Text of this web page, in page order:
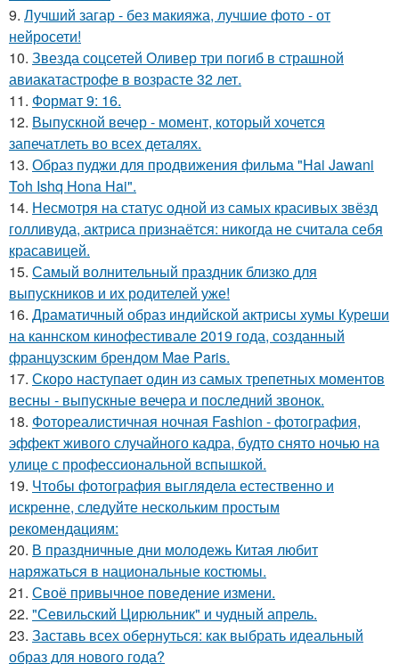
9. Лучший загар - без макияжа, лучшие фото - от
нейросети!
10. Звезда соцсетей Оливер три погиб в страшной
авиакатастрофе в возрасте 32 лет.
11. Формат 9: 16.
12. Выпускной вечер - момент, который хочется
запечатлеть во всех деталях.
13. Образ пуджи для продвижения фильма "Hai Jawani
Toh Ishq Hona Hai".
14. Несмотря на статус одной из самых красивых звёзд
голливуда, актриса признаётся: никогда не считала себя
красавицей.
15. Самый волнительный праздник близко для
выпускников и их родителей уже!
16. Драматичный образ индийской актрисы хумы Куреши
на каннском кинофестивале 2019 года, созданный
французским брендом Mae Paris.
17. Скоро наступает один из самых трепетных моментов
весны - выпускные вечера и последний звонок.
18. Фотореалистичная ночная Fashion - фотография,
эффект живого случайного кадра, будто снято ночью на
улице с профессиональной вспышкой.
19. Чтобы фотография выглядела естественно и
искренне, следуйте нескольким простым
рекомендациям:
20. В праздничные дни молодежь Китая любит
наряжаться в национальные костюмы.
21. Своё привычное поведение измени.
22. "Севильский Цирюльник" и чудный апрель.
23. Заставь всех обернуться: как выбрать идеальный
образ для нового года?